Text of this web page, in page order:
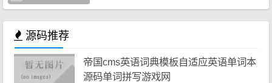
源码推荐
帝国cms英语词典模板自适应英语单词本
源码单词拼写游戏网